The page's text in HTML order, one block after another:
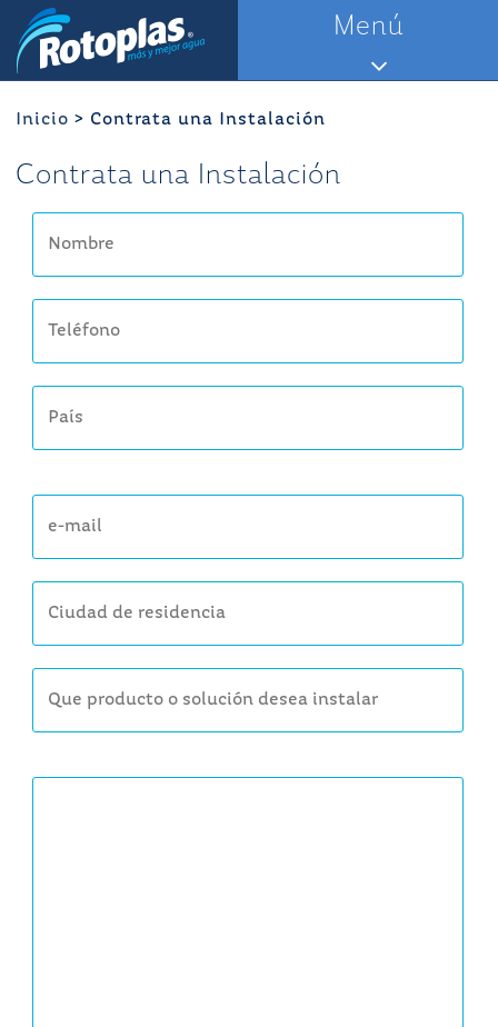
Saltar
contenido
Menú
Inicio > Contrata una Instalación
Contrata una Instalación